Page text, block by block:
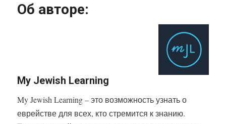
Об авторе:
My Jewish Learning
My Jewish Learning – это возможность узнать о
еврействе для всех, кто стремится к знанию.